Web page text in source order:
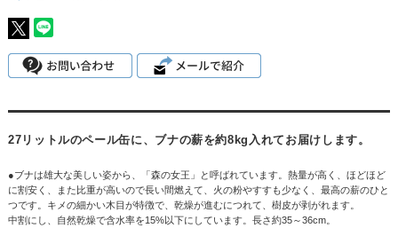
27リットルのペール缶に、ブナの薪を約8kg入れてお届けします。
●ブナは雄大な美しい姿から、「森の女王」と呼ばれています。熱量が高く、ほどほど
に割安く、また比重が高いので長い間燃えて、火の粉やすすも少なく、最高の薪のひと
つです。キメの細かい木目が特徴で、乾燥が進むにつれて、樹皮が剥がれます。
中割にし、自然乾燥で含水率を15%以下にしています。長さ約35～36cm。